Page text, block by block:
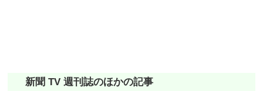
新聞 TV 週刊誌のほかの記事